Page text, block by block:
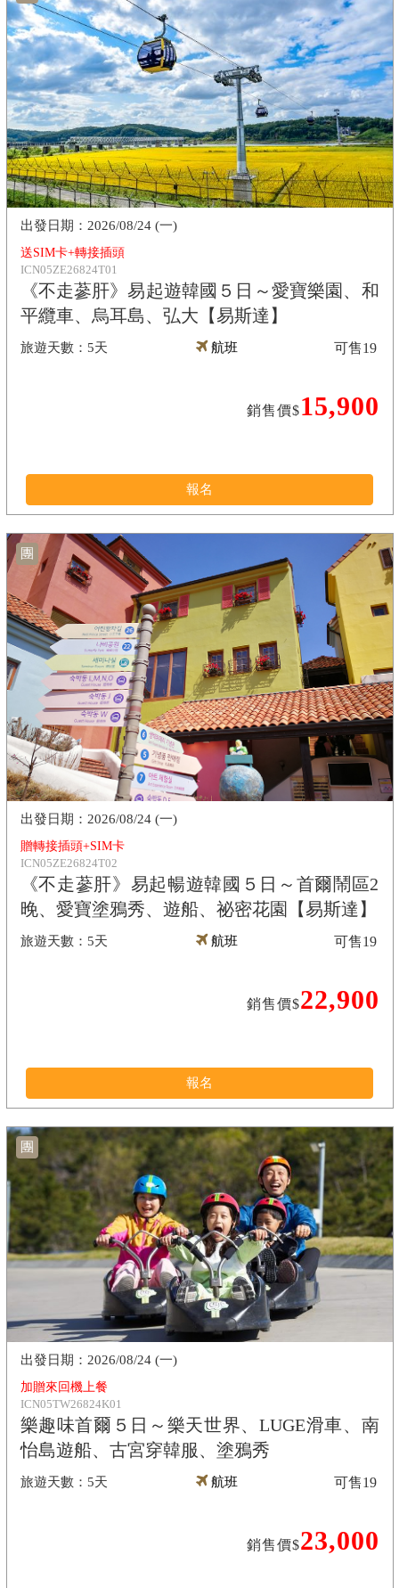
送SIM卡+轉接插頭
ICN05ZE26824T01
《不走蔘肝》易起遊韓國５日～愛寶樂園、和
平纜車、烏耳島、弘大【易斯達】
5天
2026/08/24 (一)
航班
銷售價$15,900
可售19
報名
團
贈轉接插頭+SIM卡
ICN05ZE26824T02
《不走蔘肝》易起暢遊韓國５日～首爾鬧區2
晚、愛寶塗鴉秀、遊船、祕密花園【易斯達】
5天
2026/08/24 (一)
航班
銷售價$22,900
可售19
報名
團
加贈來回機上餐
ICN05TW26824K01
樂趣味首爾５日～樂天世界、LUGE滑車、南
怡島遊船、古宮穿韓服、塗鴉秀
5天
2026/08/24 (一)
航班
銷售價$23,000
可售19